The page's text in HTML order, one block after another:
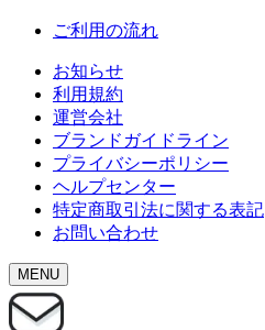
ご利用の流れ
お知らせ
利用規約
運営会社
ブランドガイドライン
プライバシーポリシー
ヘルプセンター
特定商取引法に関する表記
お問い合わせ
MENU